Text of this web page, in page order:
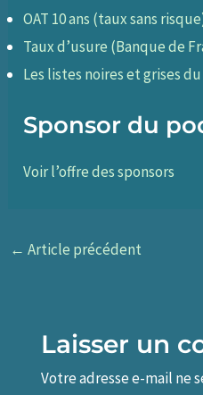
OAT 10 ans (taux sans
Taux d’usure (Banque de
Les listes noires et grises du
Sponsor du
Voir l’offre des sponsors
← Article précédent
Laisser un
Votre adresse e-mail ne